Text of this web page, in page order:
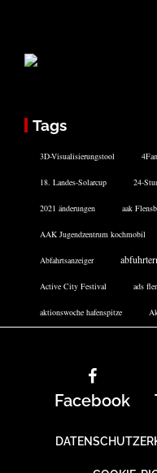
Tags
3D-Visualisierungstool
18. Landes-Solarcup 24-
2021 änderungen aak
AAK Jugendzentrum kochmobil
Abfahrtsanzeiger
Active City Festival ads
aktionswoche hafenspitze
Facebook